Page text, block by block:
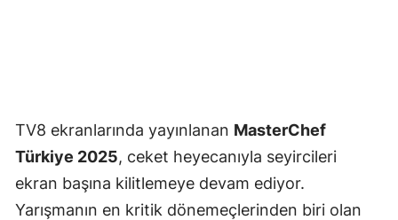
TV8 ekranlarında yayınlanan MasterChef
Türkiye 2025, ceket heyecanıyla seyircileri
ekran başına kilitlemeye devam ediyor.
Yarışmanın en kritik dönemeçlerinden biri olan